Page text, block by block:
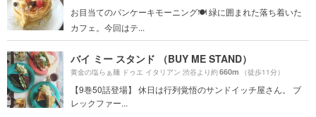
お目当てのパンケーキモーニング🍽 緑に囲まれた落ち着いた
カフェ。今回はテ...
バイ ミー スタンド （BUY ME STAND）
黄金の塩らぁ麺 ドゥエ イタリアン 渋谷より約660m （徒歩11分）
【9巻50話登場】 休日は行列覚悟のサンドイッチ屋さん。 ブ
レックファー...